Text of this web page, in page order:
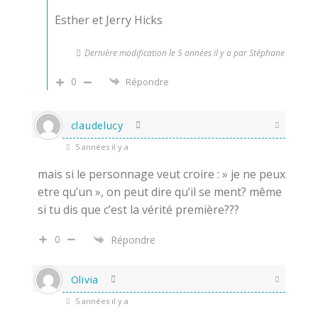
Esther et Jerry Hicks
Dernière modification le 5 années il y a par Stéphane
0 Répondre
claudelucy
5 années il y a
mais si le personnage veut croire : » je ne peux
etre qu’un », on peut dire qu’il se ment? même
si tu dis que c’est la vérité première???
0 Répondre
Olivia
5 années il y a